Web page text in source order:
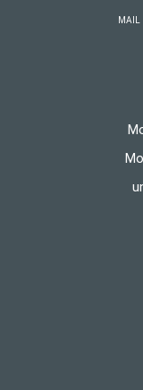
MAIL